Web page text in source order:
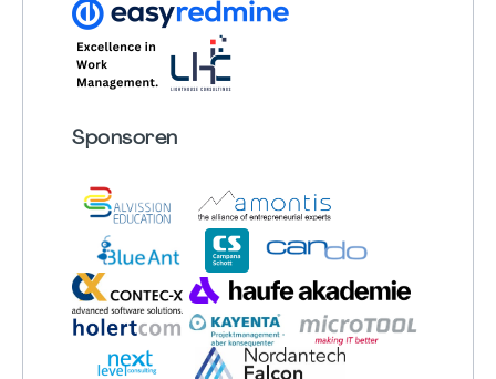
Sponsoren